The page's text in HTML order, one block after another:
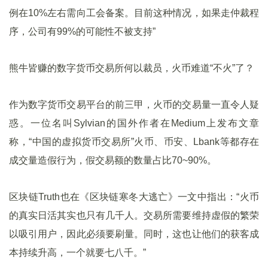
例在10%左右需向工会备案。目前这种情况，如果走仲裁程
序，公司有99%的可能性不被支持”
熊牛皆赚的数字货币交易所何以裁员，火币难道“不火”了？
作为数字货币交易平台的前三甲，火币的交易量一直令人疑
惑。一位名叫Sylvian的国外作者在Medium上发布文章
称，“中国的虚拟货币交易所”火币、币安、Lbank等都存在
成交量造假行为，假交易额的数量占比70~90%。
区块链Truth也在《区块链寒冬大逃亡》一文中指出：“火币
的真实日活其实也只有几千人。交易所需要维持虚假的繁荣
以吸引用户，因此必须要刷量。同时，这也让他们的获客成
本持续升高，一个就要七八千。”